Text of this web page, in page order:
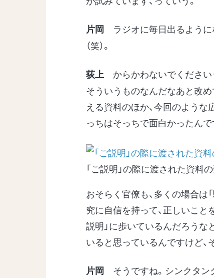
片岡 ラジオに毎日出るように
（笑）。
荻上 からかわないでください
そういうものなんだなあと改め
える資料のほか、今回のよう
っちはそっちで面白かったんで
「ご説明」の際に渡された資料
おそらく官僚も、多くの場合は
究に自信を持って、正しいこと
説明」に歩いているんだろう
いると思っているんですけど、
片岡 そうですね。シンクタ